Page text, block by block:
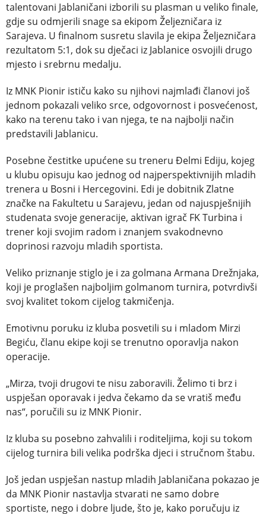
talentovani Jablaničani izborili su plasman u veliko finale,
gdje su odmjerili snage sa ekipom Željezničara iz
Sarajeva. U finalnom susretu slavila je ekipa Željezničara
rezultatom 5:1, dok su dječaci iz Jablanice osvojili drugo
mjesto i srebrnu medalju.
Iz MNK Pionir ističu kako su njihovi najmlađi članovi još
jednom pokazali veliko srce, odgovornost i posvećenost,
kako na terenu tako i van njega, te na najbolji način
predstavili Jablanicu.
Posebne čestitke upućene su treneru Đelmi Ediju, kojeg
u klubu opisuju kao jednog od najperspektivnijih mladih
trenera u Bosni i Hercegovini. Edi je dobitnik Zlatne
značke na Fakultetu u Sarajevu, jedan od najuspješnijih
studenata svoje generacije, aktivan igrač FK Turbina i
trener koji svojim radom i znanjem svakodnevno
doprinosi razvoju mladih sportista.
Veliko priznanje stiglo je i za golmana Armana Drežnjaka,
koji je proglašen najboljim golmanom turnira, potvrdivši
svoj kvalitet tokom cijelog takmičenja.
Emotivnu poruku iz kluba posvetili su i mladom Mirzi
Begiću, članu ekipe koji se trenutno oporavlja nakon
operacije.
„Mirza, tvoji drugovi te nisu zaboravili. Želimo ti brz i
uspješan oporavak i jedva čekamo da se vratiš među
nas“, poručili su iz MNK Pionir.
Iz kluba su posebno zahvalili i roditeljima, koji su tokom
cijelog turnira bili velika podrška djeci i stručnom štabu.
Još jedan uspješan nastup mladih Jablaničana pokazao je
da MNK Pionir nastavlja stvarati ne samo dobre
sportiste, nego i dobre ljude, što je, kako poručuju iz